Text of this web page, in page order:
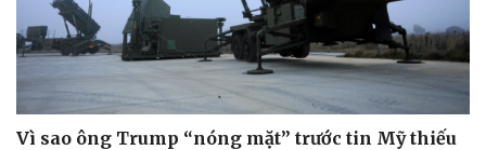
Vì sao ông Trump “nóng mặt” trước tin Mỹ thiếu